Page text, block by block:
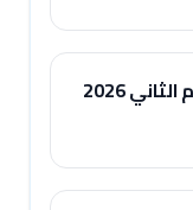
نتيجة الإعدادية جنوب سيناء الترم الثاني 2026